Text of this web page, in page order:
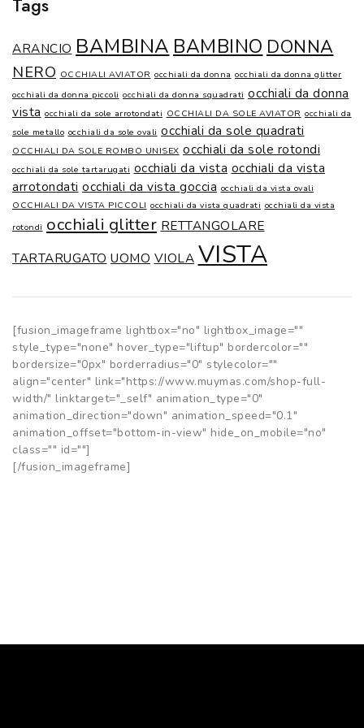
Tags
ARANCIO BAMBINA BAMBINO DONNA
NERO OCCHIALI AVIATOR occhiali da donna occhiali da donna glitter
occhiali da donna piccoli occhiali da donna squadrati occhiali da donna
vista occhiali da sole arrotondati OCCHIALI DA SOLE AVIATOR occhiali da
sole metallo occhiali da sole ovali occhiali da sole quadrati
OCCHIALI DA SOLE ROMBO UNISEX occhiali da sole rotondi
occhiali da sole tartarugati occhiali da vista occhiali da vista
arrotondati occhiali da vista goccia occhiali da vista ovali
OCCHIALI DA VISTA PICCOLI occhiali da vista quadrati occhiali da vista
rotondi occhiali glitter RETTANGOLARE
TARTARUGATO UOMO VIOLA VISTA
[fusion_imageframe lightbox="no" lightbox_image=""
style_type="none" hover_type="liftup" bordercolor=""
bordersize="0px" borderradius="0" stylecolor=""
align="center" link="https://www.muymas.com/shop-full-
width/" linktarget="_self" animation_type="0"
animation_direction="down" animation_speed="0.1"
animation_offset="bottom-in-view" hide_on_mobile="no"
class="" id=""]
[/fusion_imageframe]